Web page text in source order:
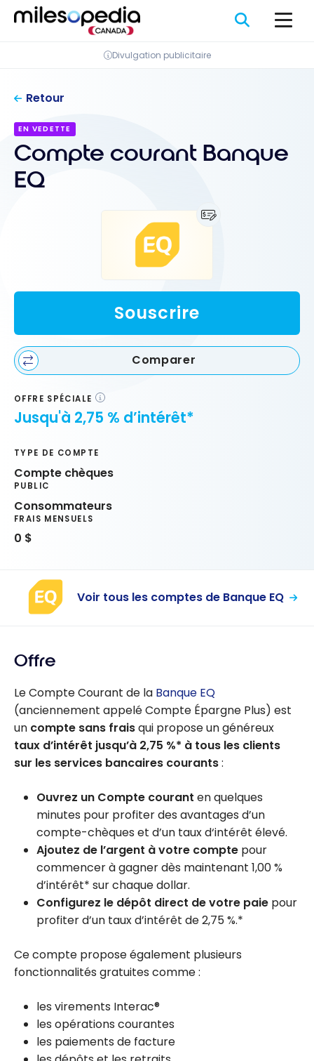
Panneau de gestion des cookies
Passer
Divulgation publicitaire
Retour
EN VEDETTE
Compte courant Banque
EQ
Souscrire
Comparer
OFFRE SPÉCIALE
Jusqu'à 2,75 % d’intérêt*
TYPE DE COMPTE
Compte chèques
PUBLIC
Consommateurs
FRAIS MENSUELS
0 $
Voir tous les comptes de Banque EQ
Offre
Le Compte Courant de la Banque EQ
(anciennement appelé Compte Épargne Plus) est
un compte sans fraisqui propose un généreux
taux d’intérêt jusqu’à 2,75 %* à tous les clients
sur les services bancaires courants:
Ouvrez un Compte courant en quelques
minutes pour profiter des avantages d’un
compte-chèques et d’un taux d‘intérêt élevé.
Ajoutez de l’argent à votre compte pour
commencer à gagner dès maintenant 1,00 %
d’intérêt* sur chaque dollar.
Configurez le dépôt direct de votre paie pour
profiter d’un taux d’intérêt de2,75 %.*
Ce compte propose également plusieurs
fonctionnalités gratuites comme :
les virements Interac®
les opérations courantes
les paiements de facture